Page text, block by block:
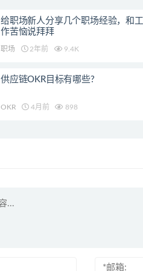
给职场新人分享几个职场经验，和工
作苦恼说拜拜
职场 2年前 9.4K
供应链OKR目标有哪些?
OKR 4月前 898